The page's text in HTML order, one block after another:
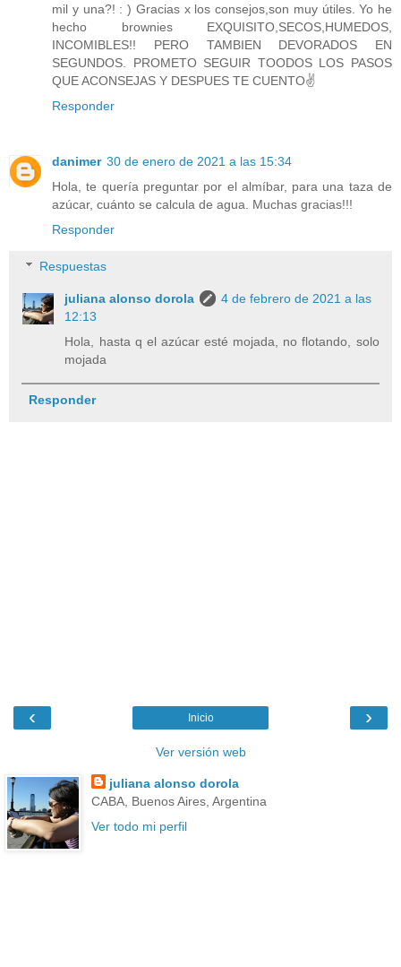
mil y una?! : ) Gracias x los consejos,son muy útiles. Yo he
hecho brownies EXQUISITO,SECOS,HUMEDOS,
INCOMIBLES!! PERO TAMBIEN DEVORADOS EN
SEGUNDOS. PROMETO SEGUIR TOODOS LOS PASOS
QUE ACONSEJAS Y DESPUES TE CUENTO✌
Responder
danimer 30 de enero de 2021 a las 15:34
Hola, te quería preguntar por el almíbar, para una taza de
azúcar, cuánto se calcula de agua. Muchas gracias!!!
Responder
Respuestas
juliana alonso dorola
4 de febrero de 2021 a las
12:13
Hola, hasta q el azúcar esté mojada, no flotando, solo
mojada
Responder
‹ ›
Inicio
Ver versión web
juliana alonso dorola
CABA, Buenos Aires, Argentina
Ver todo mi perfil